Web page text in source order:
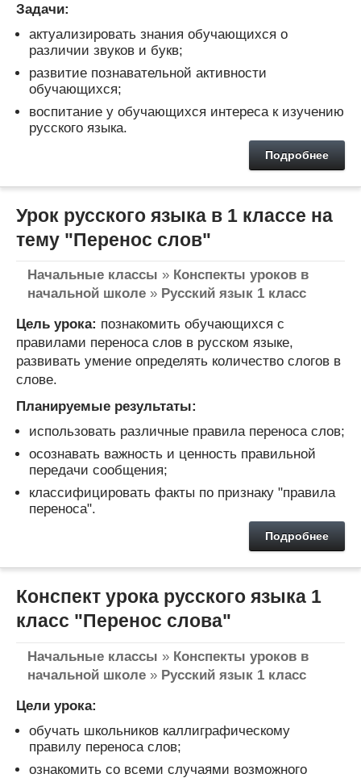
Задачи:
актуализировать знания обучающихся о
различии звуков и букв;
развитие познавательной активности
обучающихся;
воспитание у обучающихся интереса к изучению
русского языка.
Подробнее
Урок русского языка в 1 классе на
тему "Перенос слов"
Начальные классы » Конспекты уроков в
начальной школе » Русский язык 1 класс
Цель урока: познакомить обучающихся с
правилами переноса слов в русском языке,
развивать умение определять количество слогов в
слове.
Планируемые результаты:
использовать различные правила переноса слов;
осознавать важность и ценность правильной
передачи сообщения;
классифицировать факты по признаку "правила
переноса".
Подробнее
Конспект урока русского языка 1
класс "Перенос слова"
Начальные классы » Конспекты уроков в
начальной школе » Русский язык 1 класс
Цели урока:
обучать школьников каллиграфическому
правилу переноса слов;
ознакомить со всеми случаями возможного